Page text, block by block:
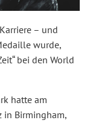
– und
wurde,
bei den World
hatte am
in Birmingham,